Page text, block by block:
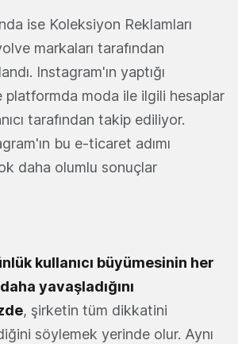
ise Koleksiyon Reklamları
markaları tarafından
Instagram'ın yaptığı
platformda moda ile ilgili hesaplar
tarafından takip ediliyor.
bu e-ticaret adımı
daha olumlu sonuçlar
kullanıcı büyümesinin her
yavaşladığını
, şirketin tüm dikkatini
söylemek yerinde olur. Aynı